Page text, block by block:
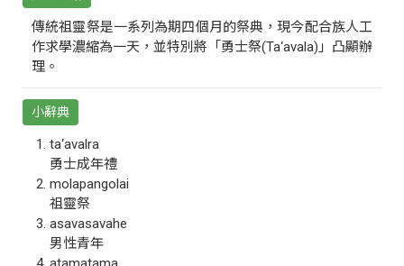
傳統祖靈祭是一系列為期四個月的祭典，現今配合族人工
作求學濃縮為一天，並特別將「勇士祭(Ta‘avala)」凸顯辦
理。
小辭典
ta‘avalra
勇士成年禮
molapangolai
祖靈祭
asavasavahe
男性青年